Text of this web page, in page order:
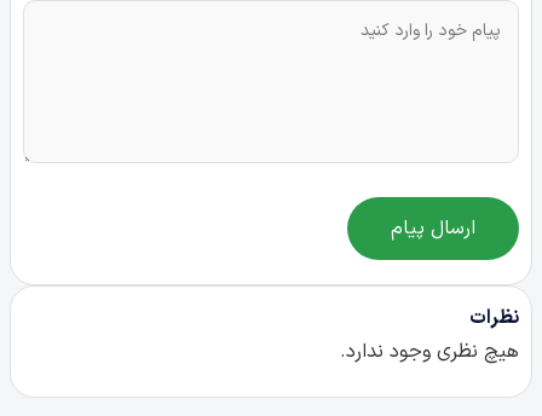
ارسال پیام
نظرات
هیچ نظری وجود ندارد.